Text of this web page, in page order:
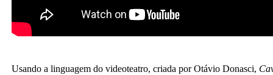
Usando a linguagem do videoteatro, criada por Otávio Donasci,